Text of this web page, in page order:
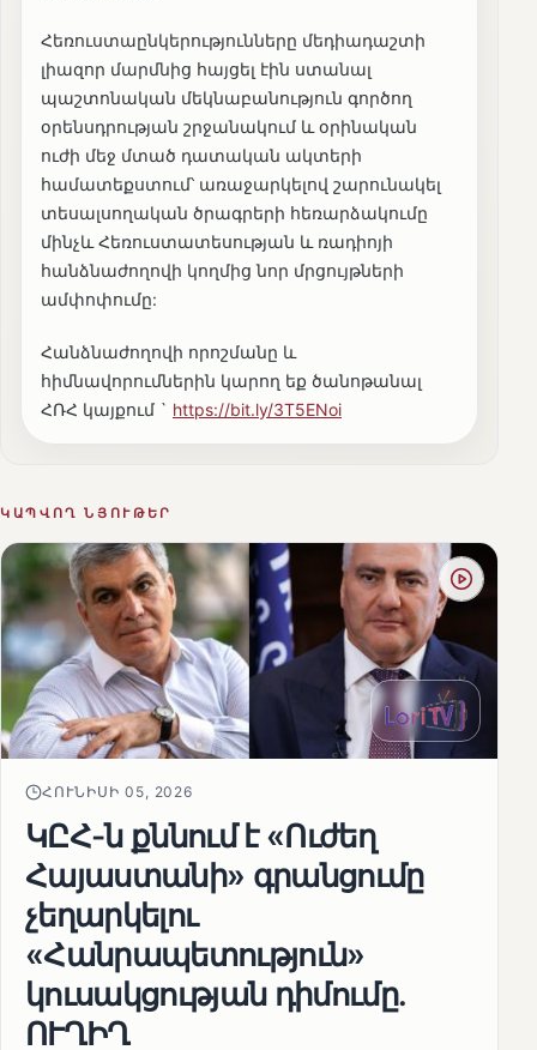
Հեռուստաընկերությունները մեդիադաշտի
լիազոր մարմնից հայցել էին ստանալ
պաշտոնական մեկնաբանություն գործող
օրենսդրության շրջանակում և օրինական
ուժի մեջ մտած դատական ակտերի
համատեքստում՝ առաջարկելով շարունակել
տեսալսողական ծրագրերի հեռարձակումը
մինչև Հեռուստատեսության և ռադիոյի
հանձնաժողովի կողմից նոր մրցույթների
ամփոփումը:
Հանձնաժողովի որոշմանը և
հիմնավորումներին կարող եք ծանոթանալ
ՀՌՀ կայքում ` https://bit.ly/3T5ENoi
ԿԱՊՎՈՂ ՆՅՈՒԹԵՐ
ՀՈՒՆԻՍԻ 05, 2026
ԿԸՀ-ն քննում է «Ուժեղ
Հայաստանի» գրանցումը
չեղարկելու
«Հանրապետություն»
կուսակցության դիմումը.
ՈՒՂԻՂ